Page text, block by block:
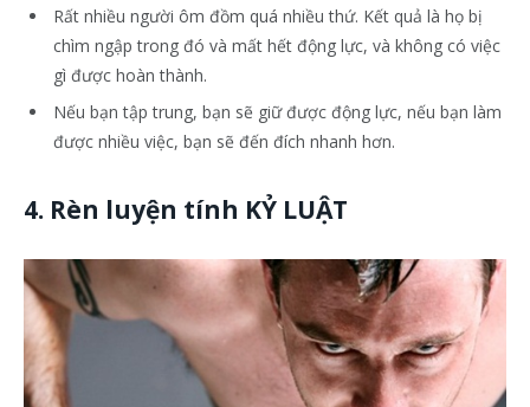
Rất nhiều người ôm đồm quá nhiều thứ. Kết quả là họ bị
chìm ngập trong đó và mất hết động lực, và không có việc
gì được hoàn thành.
Nếu bạn tập trung, bạn sẽ giữ được động lực, nếu bạn làm
được nhiều việc, bạn sẽ đến đích nhanh hơn.
4. Rèn luyện tính KỶ LUẬT